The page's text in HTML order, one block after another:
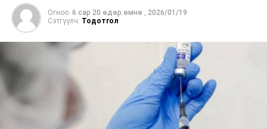
Огноо: 6 сар 20 өдөр.өмнө , 2026/01/19
Сэтгүүлч: Тодотгол